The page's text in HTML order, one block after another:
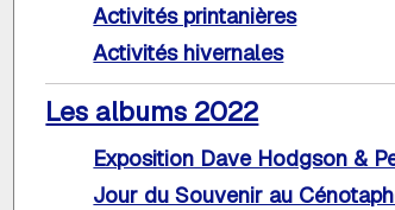
Activités printanières
Activités hivernales
Les albums 2022
Exposition Dave Hodgson &
Jour du Souvenir au